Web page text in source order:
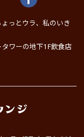
っとウラ、私のいき
ワーの地下1F飲食店